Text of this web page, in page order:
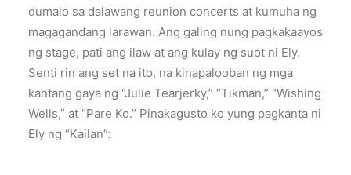
dumalo sa dalawang reunion concerts at kumuha ng
magagandang larawan. Ang galing nung pagkakaayos
ng stage, pati ang ilaw at ang kulay ng suot ni Ely.
Senti rin ang set na ito, na kinapalooban ng mga
kantang gaya ng “Julie Tearjerky,” “Tikman,” “Wishing
Wells,” at “Pare Ko.” Pinakagusto ko yung pagkanta ni
Ely ng “Kailan”: